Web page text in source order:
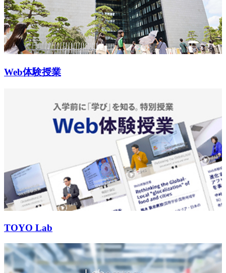
Web体験授業
TOYO Lab